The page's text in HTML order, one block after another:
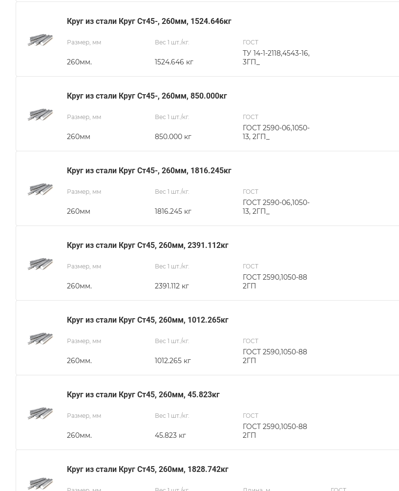
Круг из стали Круг Ст45-, 260мм, 1524.646кг
Размер, мм
260мм.
Вес 1 шт./кг.
1524.646 кг
ГОСТ
ТУ 14-1-2118,4543-16,
3ГП_
Круг из стали Круг Ст45-, 260мм, 850.000кг
Размер, мм
260мм
Вес 1 шт./кг.
850.000 кг
ГОСТ
ГОСТ 2590-06,1050-
13, 2ГП_
Круг из стали Круг Ст45-, 260мм, 1816.245кг
Размер, мм
260мм
Вес 1 шт./кг.
1816.245 кг
ГОСТ
ГОСТ 2590-06,1050-
13, 2ГП_
Круг из стали Круг Ст45, 260мм, 2391.112кг
Размер, мм
260мм.
Вес 1 шт./кг.
2391.112 кг
ГОСТ
ГОСТ 2590,1050-88
2ГП
Круг из стали Круг Ст45, 260мм, 1012.265кг
Размер, мм
260мм.
Вес 1 шт./кг.
1012.265 кг
ГОСТ
ГОСТ 2590,1050-88
2ГП
Круг из стали Круг Ст45, 260мм, 45.823кг
Размер, мм
260мм.
Вес 1 шт./кг.
45.823 кг
ГОСТ
ГОСТ 2590,1050-88
2ГП
Круг из стали Круг Ст45, 260мм, 1828.742кг